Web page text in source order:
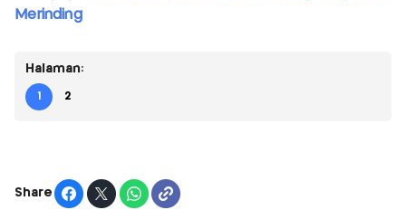
Merinding
Halaman:
1 2
Share